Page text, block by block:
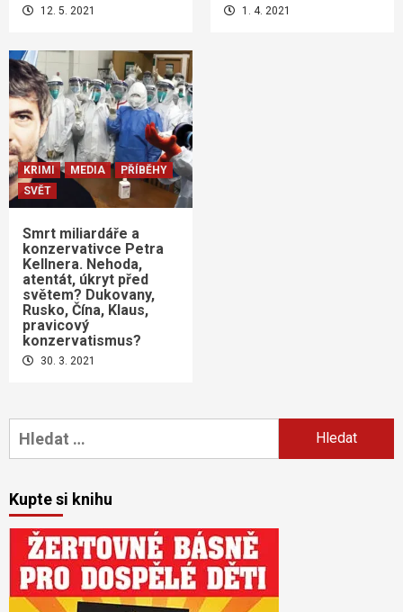
12. 5. 2021 1. 4. 2021
KRIMI MEDIA
PŘÍBĚHY
SVĚT
Smrt miliardáře a
konzervativce Petra
Kellnera. Nehoda,
atentát, úkryt před
světem? Dukovany,
Rusko, Čína, Klaus,
pravicový
konzervatismus?
30. 3. 2021
Vyhledávání
Kupte si knihu